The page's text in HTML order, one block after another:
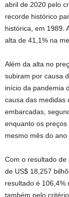
abril de 2020 pelo
recorde histórico
histórica, em 1989.
alta de 41,1% na
Além da alta no
subiram por causa
início da pandemia
causa das medidas
embarcadas,
enquanto os
mesmo mês do ano
Com o resultado
de US$ 18,257
resultado é 106,4%
também pelo